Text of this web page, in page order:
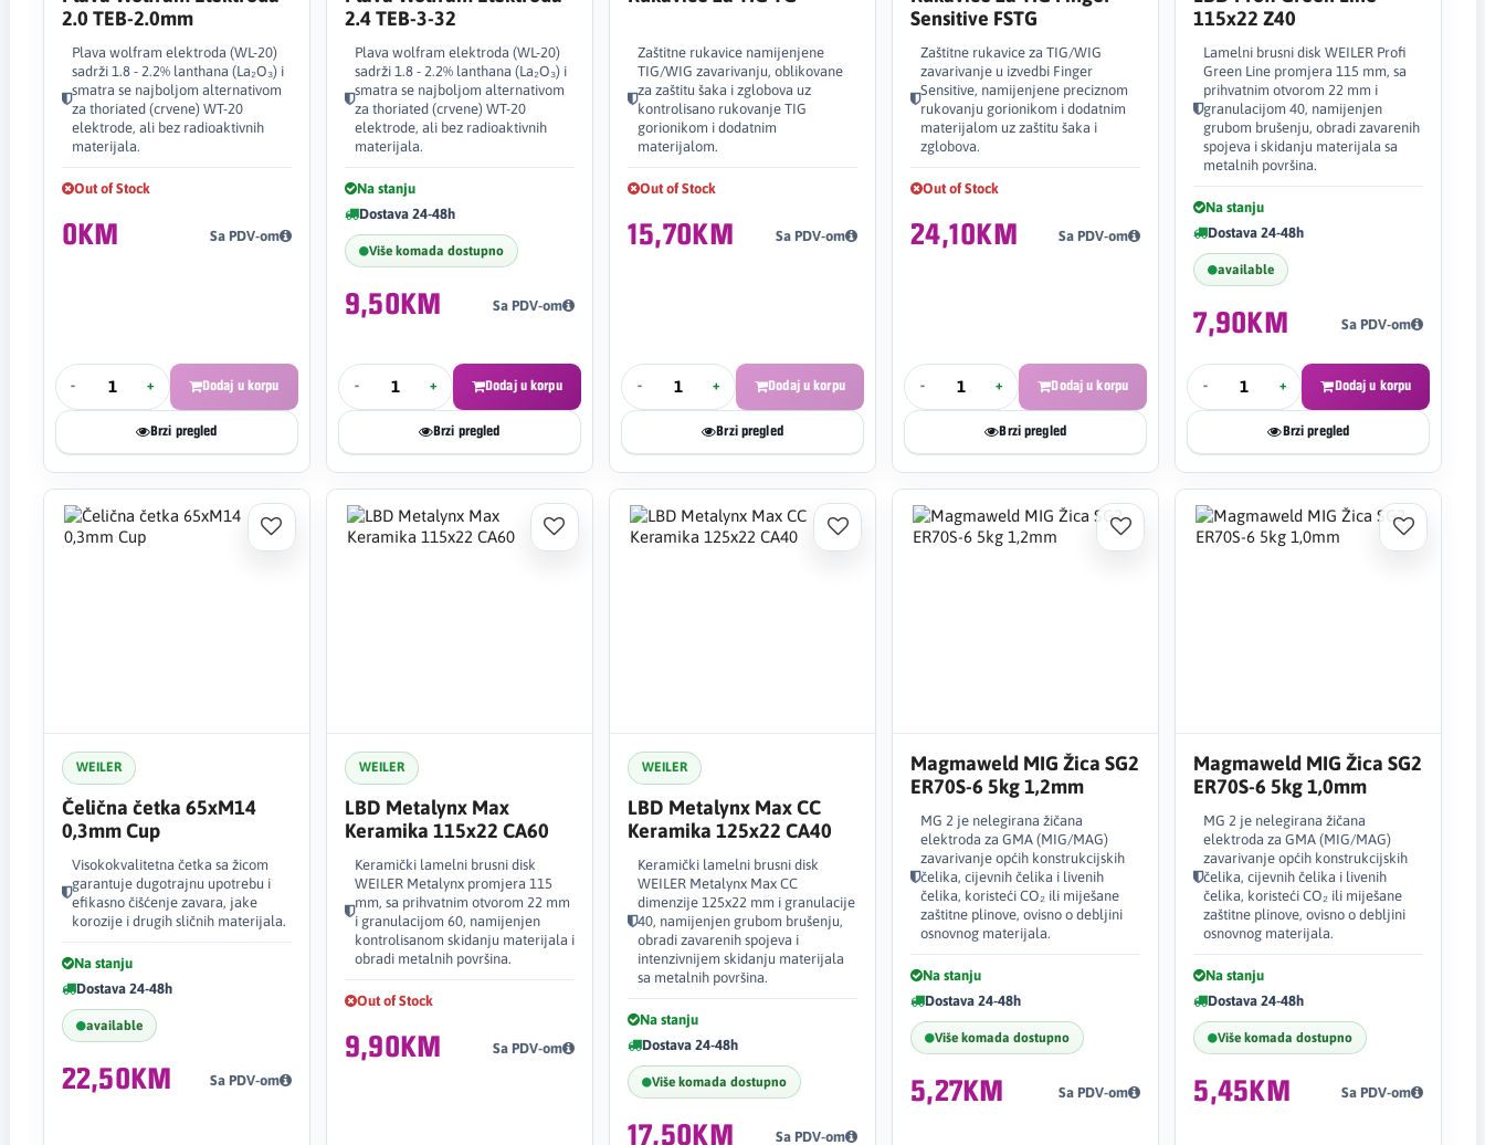
2.0 TEB-2.0mm
Plava wolfram elektroda (WL-20)
sadrži 1.8 - 2.2% lanthana (La₂O₃) i
smatra se najboljom alternativom
za thoriated (crvene) WT-20
elektrode, ali bez radioaktivnih
materijala.
Out of Stock
0KM Sa PDV-om
- + Dodaj u korpu
Brzi pregled
2.4 TEB-3-32
Plava wolfram elektroda (WL-20)
sadrži 1.8 - 2.2% lanthana (La₂O₃) i
smatra se najboljom alternativom
za thoriated (crvene) WT-20
elektrode, ali bez radioaktivnih
materijala.
Na stanju
Dostava 24-48h
Više komada dostupno
9,50KM Sa PDV-om
- + Dodaj u korpu
Brzi pregled
Zaštitne rukavice namijenjene
TIG/WIG zavarivanju, oblikovane
za zaštitu šaka i zglobova uz
kontrolisano rukovanje TIG
gorionikom i dodatnim
materijalom.
Out of Stock
15,70KM Sa PDV-om
- + Dodaj u korpu
Brzi pregled
Sensitive FSTG
Zaštitne rukavice za TIG/WIG
zavarivanje u izvedbi Finger
Sensitive, namijenjene preciznom
rukovanju gorionikom i dodatnim
materijalom uz zaštitu šaka i
zglobova.
Out of Stock
24,10KM Sa PDV-om
- + Dodaj u korpu
Brzi pregled
115x22 Z40
Lamelni brusni disk WEILER Profi
Green Line promjera 115 mm, sa
prihvatnim otvorom 22 mm i
granulacijom 40, namijenjen
grubom brušenju, obradi zavarenih
spojeva i skidanju materijala sa
metalnih površina.
Na stanju
Dostava 24-48h
available
7,90KM Sa PDV-om
- + Dodaj u korpu
Brzi pregled
WEILER
Čelična četka 65xM14
0,3mm Cup
Visokokvalitetna četka sa žicom
garantuje dugotrajnu upotrebu i
efikasno čišćenje zavara, jake
korozije i drugih sličnih materijala.
Na stanju
Dostava 24-48h
available
22,50KM Sa PDV-om
WEILER
LBD Metalynx Max
Keramika 115x22 CA60
Keramički lamelni brusni disk
WEILER Metalynx promjera 115
mm, sa prihvatnim otvorom 22 mm
i granulacijom 60, namijenjen
kontrolisanom skidanju materijala i
obradi metalnih površina.
Out of Stock
9,90KM Sa PDV-om
WEILER
LBD Metalynx Max CC
Keramika 125x22 CA40
Keramički lamelni brusni disk
WEILER Metalynx Max CC
dimenzije 125x22 mm i granulacije
40, namijenjen grubom brušenju,
obradi zavarenih spojeva i
intenzivnijem skidanju materijala
sa metalnih površina.
Na stanju
Dostava 24-48h
Više komada dostupno
17,50KM Sa PDV-om
Magmaweld MIG Žica SG2
ER70S-6 5kg 1,2mm
MG 2 je nelegirana žičana
elektroda za GMA (MIG/MAG)
zavarivanje općih konstrukcijskih
čelika, cijevnih čelika i livenih
čelika, koristeći CO₂ ili miješane
zaštitne plinove, ovisno o debljini
osnovnog materijala.
Na stanju
Dostava 24-48h
Više komada dostupno
5,27KM Sa PDV-om
Magmaweld MIG Žica SG2
ER70S-6 5kg 1,0mm
MG 2 je nelegirana žičana
elektroda za GMA (MIG/MAG)
zavarivanje općih konstrukcijskih
čelika, cijevnih čelika i livenih
čelika, koristeći CO₂ ili miješane
zaštitne plinove, ovisno o debljini
osnovnog materijala.
Na stanju
Dostava 24-48h
Više komada dostupno
5,45KM Sa PDV-om